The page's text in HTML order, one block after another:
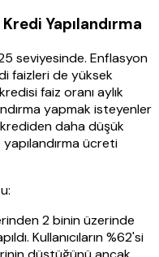
Yapılandırma
seviyesinde. Enflasyon
faizleri de yüksek
faiz oranı aylık
yapmak isteyenler
krediden daha düşük
yapılandırma ücreti
2 binin üzerinde
Kullanıcıların %62'si